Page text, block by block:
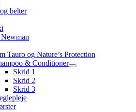
belter
Tauro og Nature’s Protection
& Conditioner
Skrid 1
Skrid 2
Skrid 3